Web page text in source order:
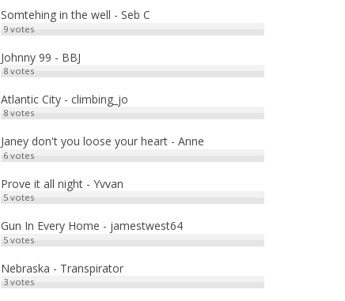
Somtehing in the well - Seb C
9votes
Johnny 99 - BBJ
8votes
Atlantic City - climbing_jo
8votes
Janey don't you loose your heart - Anne
6votes
Prove it all night - Yvvan
5votes
Gun In Every Home - jamestwest64
5votes
Nebraska - Transpirator
3votes